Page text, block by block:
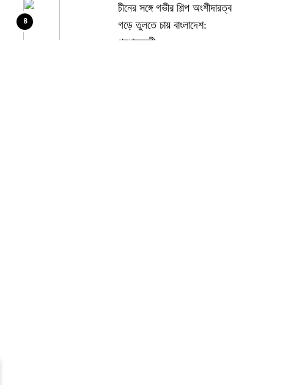
চীনের সঙ্গে গভীর শিল্প অংশীদারত্ব
গড়ে তুলতে চায় বাংলাদেশ:
প্রধানমন্ত্রী
৪